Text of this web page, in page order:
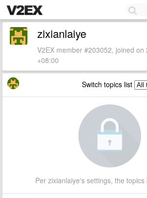
zixianlaiye
V2EX member #203052, joined
+08:00
Switch topics list
Per zixianlaiye's settings, the topics